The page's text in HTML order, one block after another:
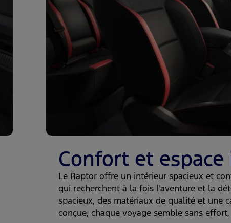
Confort et espace
Le Raptor offre un intérieur spacieux et
qui recherchent à la fois l'aventure et la
spacieux, des matériaux de qualité et une
conçue, chaque voyage semble sans